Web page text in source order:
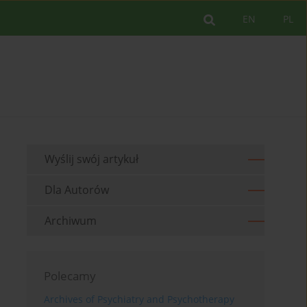
PL
EN
Wyślij swój artykuł
Dla Autorów
Archiwum
Polecamy
Archives of Psychiatry and Psychotherapy